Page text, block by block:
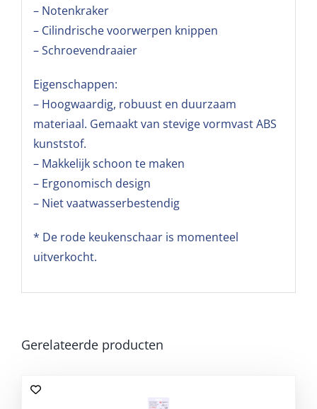
– Notenkraker
– Cilindrische voorwerpen knippen
– Schroevendraaier
Eigenschappen:
– Hoogwaardig, robuust en duurzaam
materiaal. Gemaakt van stevige vormvast ABS
kunststof.
– Makkelijk schoon te maken
– Ergonomisch design
– Niet vaatwasserbestendig
* De rode keukenschaar is momenteel
uitverkocht.
Gerelateerde producten